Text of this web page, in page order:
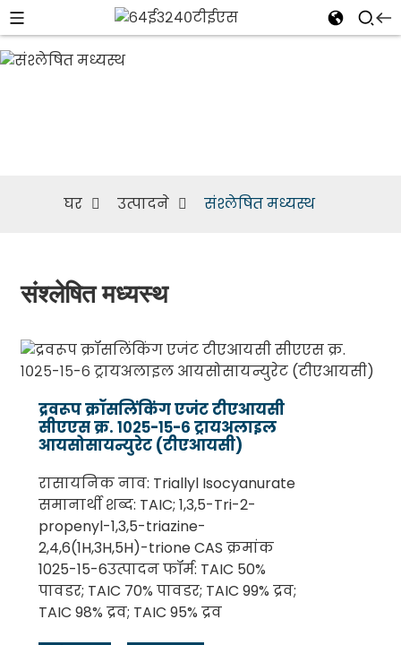
घर उत्पादने संश्लेषित मध्यस्थ
संश्लेषित मध्यस्थ
द्रवरूप क्रॉसलिंकिंग एजंट टीएआयसी
सीएएस क्र. १०२५-१५-६ ट्रायअलाइल
आयसोसायन्युरेट (टीएआयसी)
रासायनिक नाव: Triallyl Isocyanurate
समानार्थी शब्द: TAIC; 1,3,5-Tri-2-
propenyl-1,3,5-triazine-
2,4,6(1H,3H,5H)-trione CAS क्रमांक
1025-15-6उत्पादन फॉर्म: TAIC 50%
पावडर; TAIC 70% पावडर; TAIC 99% द्रव;
TAIC 98% द्रव; TAIC 95% द्रव